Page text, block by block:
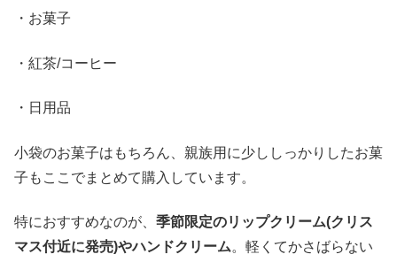
・お菓子
・紅茶/コーヒー
・日用品
小袋のお菓子はもちろん、親族用に少ししっかりしたお菓
子もここでまとめて購入しています。
特におすすめなのが、 季節限定のリップクリーム(クリス
マス付近に発売)やハンドクリーム。軽くてかさばらない